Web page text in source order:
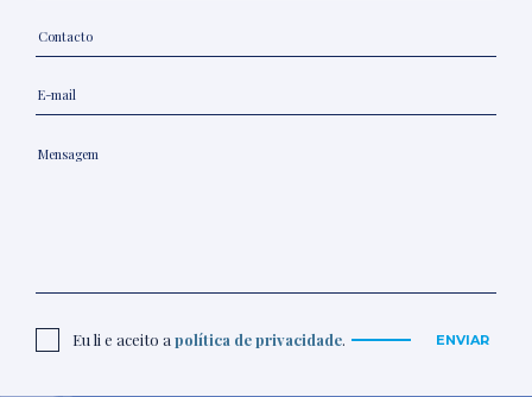
Eu li e aceito a política de privacidade. ENVIAR